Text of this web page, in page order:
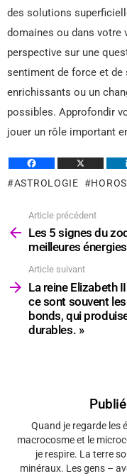
des solutions
domaines ou dans votre
perspective sur une
sentiment de force et
enrichissants ou un
possibles. Approfondir
jouer un rôle important
ASTROLOGIE
plus
Article précédent
Les 5 signes du
meilleures
Article suivant
La reine Elizabeth
ce sont souvent
bonds, qui
durables. »
Quand je regarde les
macrocosme et le
je respire. La terre
minéraux. Les gens –